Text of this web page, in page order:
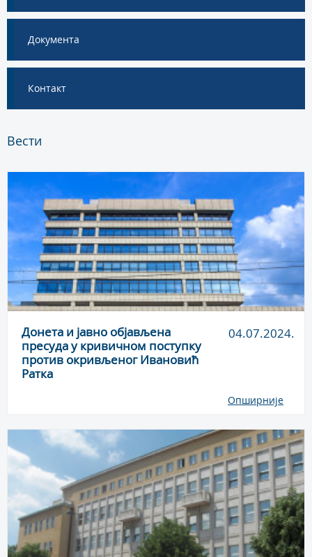
Документа
Контакт
Вести
Донета и јавно објављена
пресуда у кривичном поступку
против окривљеног Ивановић
Ратка
04.07.2024.
Опширније